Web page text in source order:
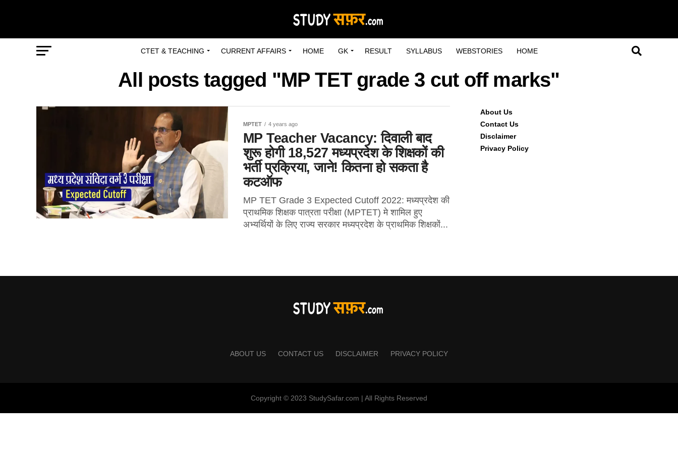
CTET & TEACHING CURRENT AFFAIRS HOME GK RESULT SYLLABUS WEBSTORIES HOME
All posts tagged "MP TET grade 3 cut off marks"
MPTET 4 years ago
MP Teacher Vacancy: दिवाली बाद
शुरू होगी 18,527 मध्यप्रदेश के शिक्षकों की
भर्ती प्रक्रिया, जाने! कितना हो सकता है
कटऑफ
MP TET Grade 3 Expected Cutoff 2022: मध्यप्रदेश की
प्राथमिक शिक्षक पात्रता परीक्षा (MPTET) मे शामिल हुए
अभ्यर्थियों के लिए राज्य सरकार मध्यप्रदेश के प्राथमिक शिक्षकों...
About Us
Contact Us
Disclaimer
Privacy Policy
ABOUT US CONTACT US DISCLAIMER PRIVACY POLICY
Copyright © 2023 StudySafar.com | All Rights Reserved